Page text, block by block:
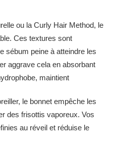
ou la Curly Hair Method, le
Ces textures sont
sébum peine à atteindre les
aggrave cela en absorbant
maintient
le bonnet empêche les
des frisottis vaporeux. Vos
au réveil et réduise le